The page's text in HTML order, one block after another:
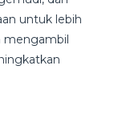
untuk lebih
mengambil